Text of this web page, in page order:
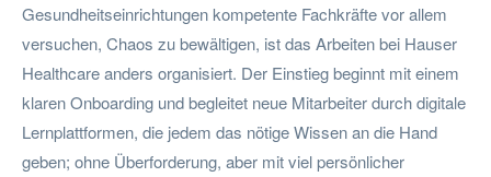
Gesundheitseinrichtungen kompetente Fachkräfte vor allem
versuchen, Chaos zu bewältigen, ist das Arbeiten bei Hauser
Healthcare anders organisiert. Der Einstieg beginnt mit einem
klaren Onboarding und begleitet neue Mitarbeiter durch digitale
Lernplattformen, die jedem das nötige Wissen an die Hand
geben; ohne Überforderung, aber mit viel persönlicher